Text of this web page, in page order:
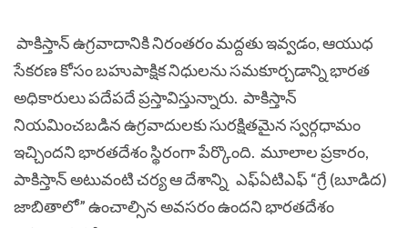
పాకిస్తాన్ ఉగ్రవాదానికి నిరంతరం మద్దతు ఇవ్వడం, ఆయుధ
సేకరణ కోసం బహుపాక్షిక నిధులను సమకూర్చడాన్ని భారత
అధికారులు పదేపదే ప్రస్తావిస్తున్నారు. పాకిస్తాన్
నియమించబడిన ఉగ్రవాదులకు సురక్షితమైన స్వర్గధామం
ఇచ్చిందని భారతదేశం స్థిరంగా పేర్కొంది. మూలాల ప్రకారం,
పాకిస్తాన్ అటువంటి చర్య ఆ దేశాన్ని ఎఫ్ఏటిఎఫ్“గ్రే (బూడిద)
జాబితాలో” ఉంచాల్సిన అవసరం ఉందని భారతదేశం